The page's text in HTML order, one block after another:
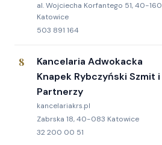
al. Wojciecha Korfantego 51, 40-160
Katowice
503 891 164
8
Kancelaria Adwokacka
Knapek Rybczyński Szmit i
Partnerzy
kancelariakrs.pl
Zabrska 18, 40-083 Katowice
32 200 00 51